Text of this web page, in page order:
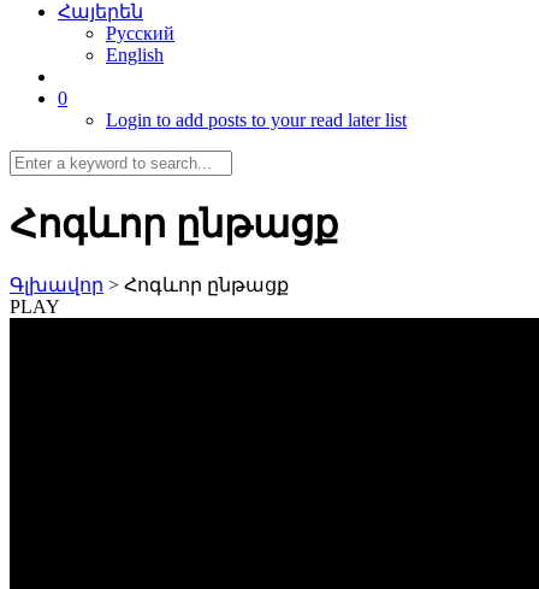
Հայերեն
Русский
English
0
Login to add posts to your read later list
Հոգևոր ընթացք
Գլխավոր > Հոգևոր ընթացք
PLAY